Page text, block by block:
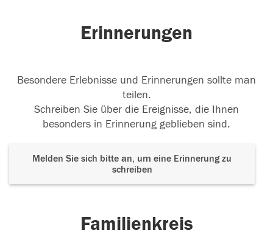
Erinnerungen
Besondere Erlebnisse und Erinnerungen sollte man
teilen.
Schreiben Sie über die Ereignisse, die Ihnen
besonders in Erinnerung geblieben sind.
Melden Sie sich bitte an, um eine Erinnerung zu
schreiben
Familienkreis